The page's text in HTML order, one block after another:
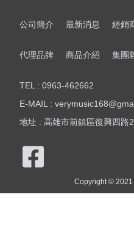
公司簡介 最新消息 經銷
代理品牌 商品介紹 集團
TEL : 0963-462662
E-MAIL :
地址 : 高雄市前鎮區復興四路
Copyright © 2021